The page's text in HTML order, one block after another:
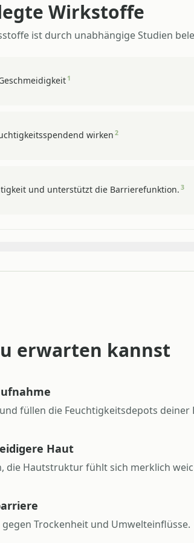
Wirkstoffe
ist durch unabhängige Studien
1
wirken 2
und unterstützt die Barrierefunktion. 3
erwarten kannst
füllen die Feuchtigkeitsdepots deiner
Haut
die Hautstruktur fühlt sich merklich
Trockenheit und Umwelteinflüsse.